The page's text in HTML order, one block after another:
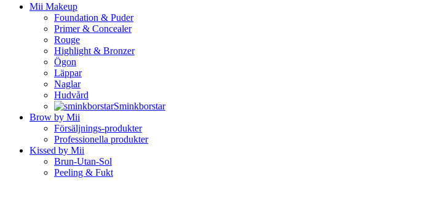
Mii Makeup
Foundation & Puder
Primer & Concealer
Rouge
Highlight & Bronzer
Ögon
Läppar
Naglar
Hudvård
Sminkborstar
Brow by Mii
Försäljnings-produkter
Professionella produkter
Kissed by Mii
Brun-Utan-Sol
Peeling & Fukt